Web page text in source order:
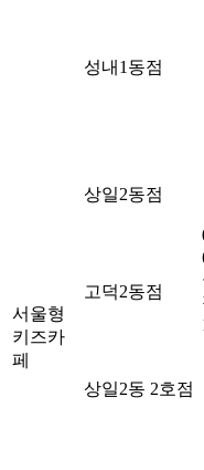
서울형
키즈카
페
성내1동점
상일2동점
고덕2동점
상일2동 2호점